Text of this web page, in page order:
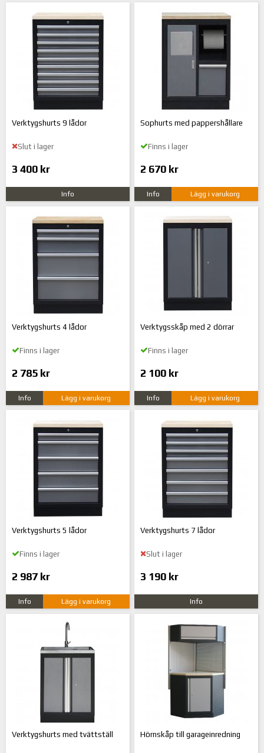
Verktygshurts 9 lådor
Slut i lager
3 400 kr
Info
Sophurts med pappershållare
Finns i lager
2 670 kr
Info Lägg i varukorg
Verktygshurts 4 lådor
Finns i lager
2 785 kr
Info Lägg i varukorg
Verktygsskåp med 2 dörrar
Finns i lager
2 100 kr
Info Lägg i varukorg
Verktygshurts 5 lådor
Finns i lager
2 987 kr
Info Lägg i varukorg
Verktygshurts 7 lådor
Slut i lager
3 190 kr
Info
Verktygshurts med tvättställ Hörnskåp till garageinredning